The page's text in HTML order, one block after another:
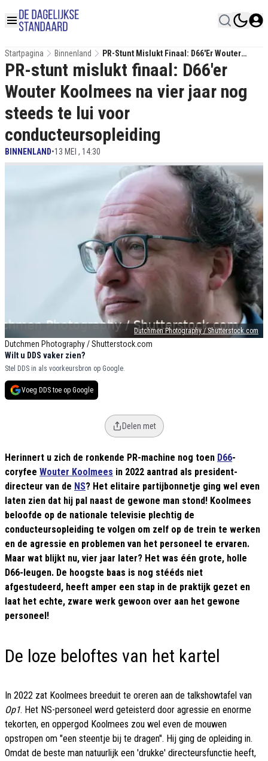
Startpagina Binnenland
PR-Stunt Mislukt Finaal: D66'er Wouter
Koolmees Na Vier Jaar Nog Steeds Te Lui
Voor Conducteursopleiding
Dutchmen Photography / Shutterstock.com
Dutchmen Photography / Shutterstock.com
PR-stunt mislukt finaal: D66'er
Wouter Koolmees na vier jaar nog
steeds te lui voor
conducteursopleiding
BINNENLAND•13 MEI , 14:30
Wilt u DDS vaker zien?
Stel DDS in als voorkeursbron op Google.
Voeg DDS toe op Google
Delen met
Herinnert u zich de ronkende PR-machine nog toen D66-
coryfee Wouter Koolmees in 2022 aantrad als president-
directeur van de NS? Het elitaire partijbonnetje ging wel even
laten zien dat hij pal naast de gewone man stond! Koolmees
beloofde op de nationale televisie plechtig de
conducteursopleiding te volgen om zelf op de trein te werken
en de agressie en problemen van het personeel te ervaren.
Maar wat blijkt nu, vier jaar later? Het was één grote, holle
D66-leugen. De hoogste baas is nog stééds niet
afgestudeerd, heeft amper een stap in de praktijk gezet en
laat het echte, zware werk gewoon over aan het gewone
personeel!
De loze beloftes van het kartel
In 2022 zat Koolmees breeduit te oreren aan de talkshowtafel van
Op1. Het NS-personeel werd geteisterd door agressie en enorme
tekorten, en oppergod Koolmees zou wel even de mouwen
opstropen om "een steentje bij te dragen". Hij ging de opleiding in.
Omdat de beste man natuurlijk een 'drukke' directeursfunctie heeft,